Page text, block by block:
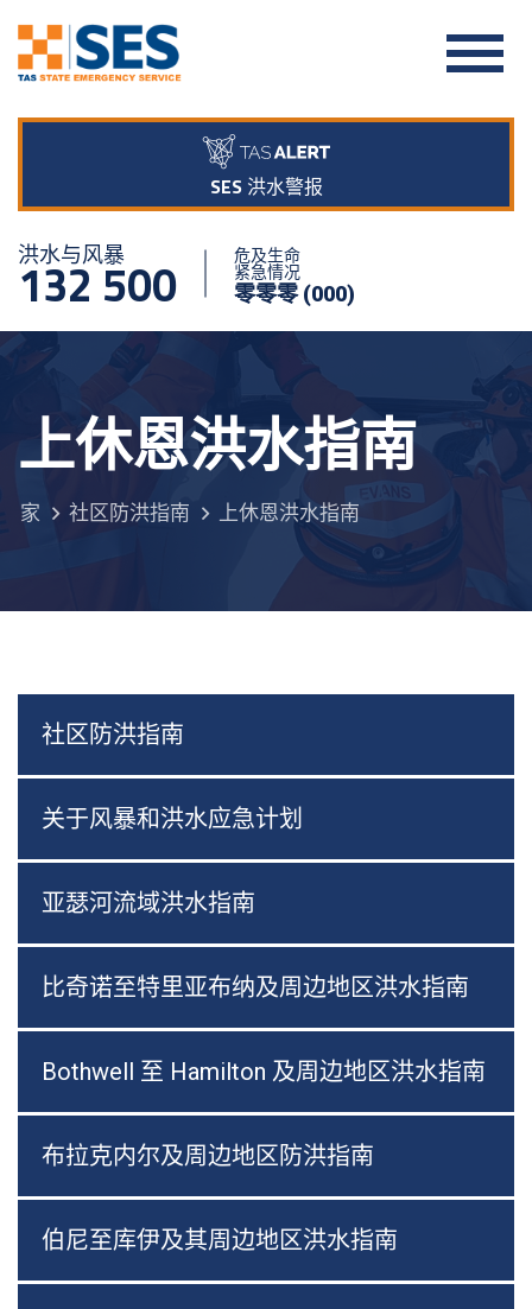
SES 洪水警报
洪水与风暴
132 500
危及生命
紧急情况
零零零 (000)
上休恩洪水指南
家 社区防洪指南 上休恩洪水指南
社区防洪指南
关于风暴和洪水应急计划
亚瑟河流域洪水指南
比奇诺至特里亚布纳及周边地区洪水指南
Bothwell 至 Hamilton 及周边地区洪水指南
布拉克内尔及周边地区防洪指南
伯尼至库伊及其周边地区洪水指南